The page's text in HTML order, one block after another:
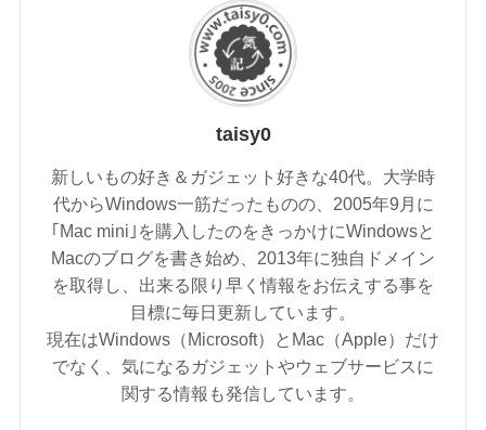
taisy0
新しいもの好き＆ガジェット好きな40代。大学時
代からWindows一筋だったものの、2005年9月に
｢Mac mini｣を購入したのをきっかけにWindowsと
Macのブログを書き始め、2013年に独自ドメイン
を取得し、出来る限り早く情報をお伝えする事を
目標に毎日更新しています。
現在はWindows（Microsoft）とMac（Apple）だけ
でなく、気になるガジェットやウェブサービスに
関する情報も発信しています。